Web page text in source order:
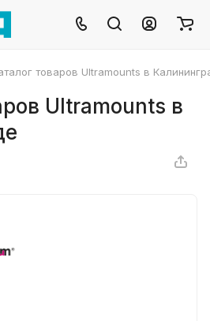
товаров Ultramounts в
Ultramounts в